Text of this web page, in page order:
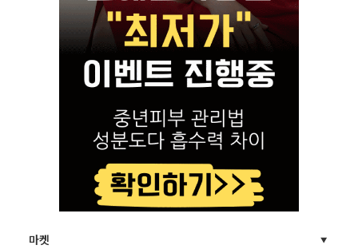
마켓